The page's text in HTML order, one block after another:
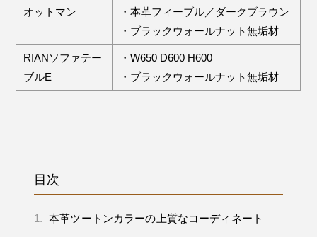
オットマン
・本革フィーブル／ダークブラウン
・ブラックウォールナット無垢材
RIANソファテー
ブルE
・W650 D600 H600
・ブラックウォールナット無垢材
目次
1. 本革ツートンカラーの上質なコーディネート